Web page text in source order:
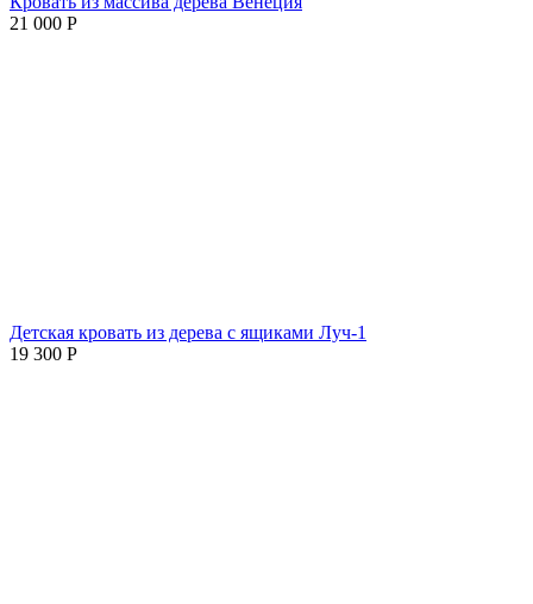
21 000 Р
Детская кровать из дерева с ящиками Луч-1
19 300 Р